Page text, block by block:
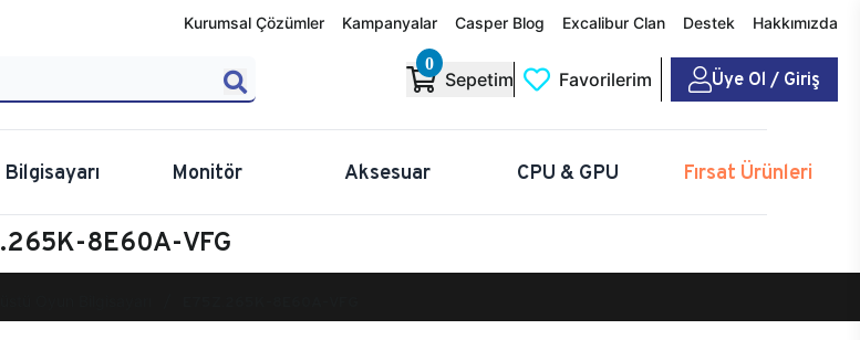
Kurumsal Çözümler Kampanyalar Casper Blog Excalibur Clan Destek Hakkımızda
0
Sepetim Favorilerim Üye Ol / Giriş
Monitör Aksesuar CPU & GPU Fırsat Ürünleri
8E60A-VFG